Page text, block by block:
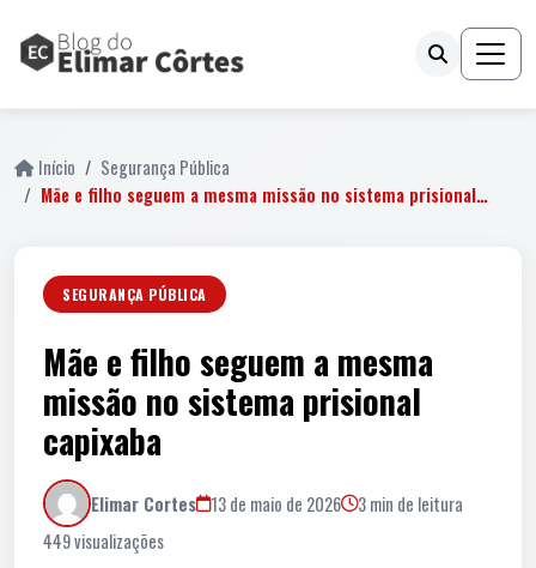
Início
Segurança Pública
Mãe e filho seguem a mesma missão no sistema prisional…
SEGURANÇA PÚBLICA
Mãe e filho seguem a mesma
missão no sistema prisional
capixaba
Elimar Cortes 13 de maio de 2026
3 min de leitura
449 visualizações